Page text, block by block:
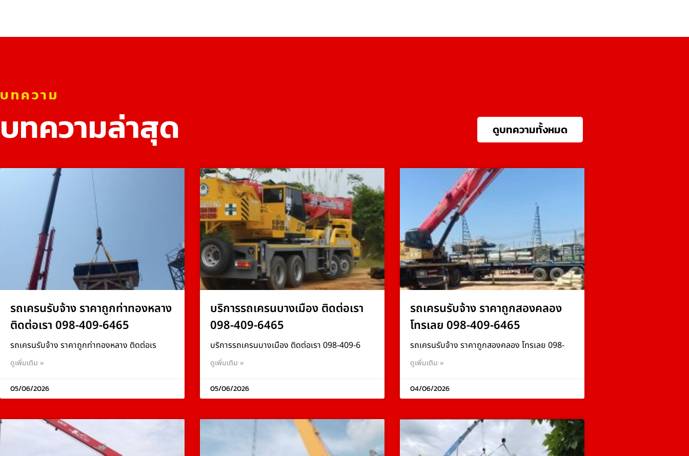
บทความ
บทความล่าสุด ดูบทความทั้งหมด
รถเครนรับจ้าง ราคาถูกท่าทองหลาง
ติดต่อเรา 098-409-6465
รถเครนรับจ้าง ราคาถูกท่าทองหลาง ติดต่อเร
ดูเพิ่มเติม »
05/06/2026
บริการรถเครนบางเมือง ติดต่อเรา
098-409-6465
บริการรถเครนบางเมือง ติดต่อเรา 098-409-6
ดูเพิ่มเติม »
05/06/2026
รถเครนรับจ้าง ราคาถูกสองคลอง
โทรเลย 098-409-6465
รถเครนรับจ้าง ราคาถูกสองคลอง โทรเลย 098-
ดูเพิ่มเติม »
04/06/2026